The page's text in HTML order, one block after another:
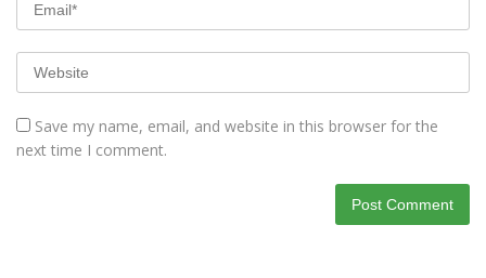
Save my name, email, and website in this browser for the
next time I comment.